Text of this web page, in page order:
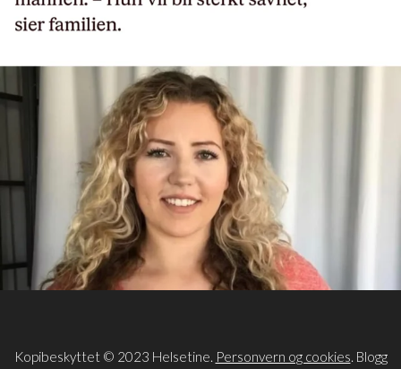
Kopibeskyttet © 2023 Helsetine. Personvern og cookies. Blogg